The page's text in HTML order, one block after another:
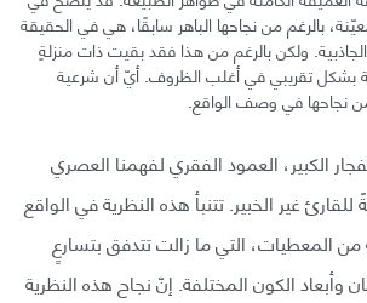
بالرغم من نجاحها الباهر سابقًا، هي في الحقيقة
ولكن بالرغم من هذا فقد بقيت ذات منزلةٍ
بشكل تقريبي في أغلب الظروف. أيّ أن شرعية
نجاحها في وصف الواقع.
الكبير، العمود الفقري لفهمنا العصري
غير الخبير. تتنبأ هذه النظرية في الواقع
من المعطيات، التي ما زالت تتدفق بتسارعٍ
وأبعاد الكون المختلفة. إنّ نجاح هذه النظرية